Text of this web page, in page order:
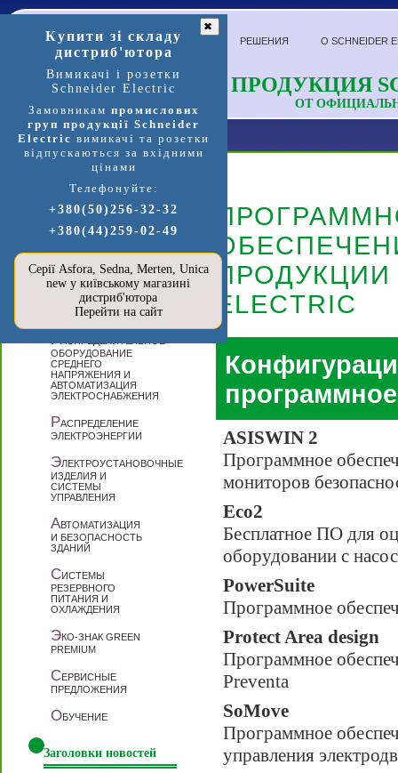
ПРОДУКЦИЯ
ОТ
РЕШЕНИЯ О SCHNEIDER
П
ЕРЕЙТИ В
МАГАЗИН
SCHNEIDER
ELECTRIC »»»
ВТОМАТИЗАЦИЯ
И УПРАВЛЕНИЕ
ОБОРУДОВАНИЕ
СРЕДНЕГО
НАПРЯЖЕНИЯ И
АВТОМАТИЗАЦИЯ
ЭЛЕКТРОСНАБЖЕНИЯ
РАСПРЕДЕЛЕНИЕ
ЭЛЕКТРОЭНЕРГИИ
ЭЛЕКТРОУСТАНОВОЧНЫЕ
ИЗДЕЛИЯ И
СИСТЕМЫ
УПРАВЛЕНИЯ
АВТОМАТИЗАЦИЯ
И БЕЗОПАСНОСТЬ
ЗДАНИЙ
СИСТЕМЫ
РЕЗЕРВНОГО
ПИТАНИЯ И
ОХЛАЖДЕНИЯ
ЭКО-ЗНАК GREEN
PREMIUM
СЕРВИСНЫЕ
ПРЕДЛОЖЕНИЯ
ОБУЧЕНИЕ
Заголовки новостей
ПРОДУКЦИИ
ELECTRIC
ASISWIN 2
Программное
мониторов
Eco2
Бесплатное ПО для
оборудовании с
PowerSuite
Программное
Protect Area design
Программное
Preventa
SoMove
Программное
управления
Купити зі складу
дистриб'ютора
Вимикачі і розетки
Schneider Electric
Замовникам промислових
груп продукції Schneider
Electric вимикачі та розетки
відпускаються за вхідними
цінами
Телефонуйте:
+380(50)256-32-32
+380(44)259-02-49
Серії Asfora, Sedna, Merten, Unica
new у київському магазині
дистриб'ютора
Перейти на сайт
✖